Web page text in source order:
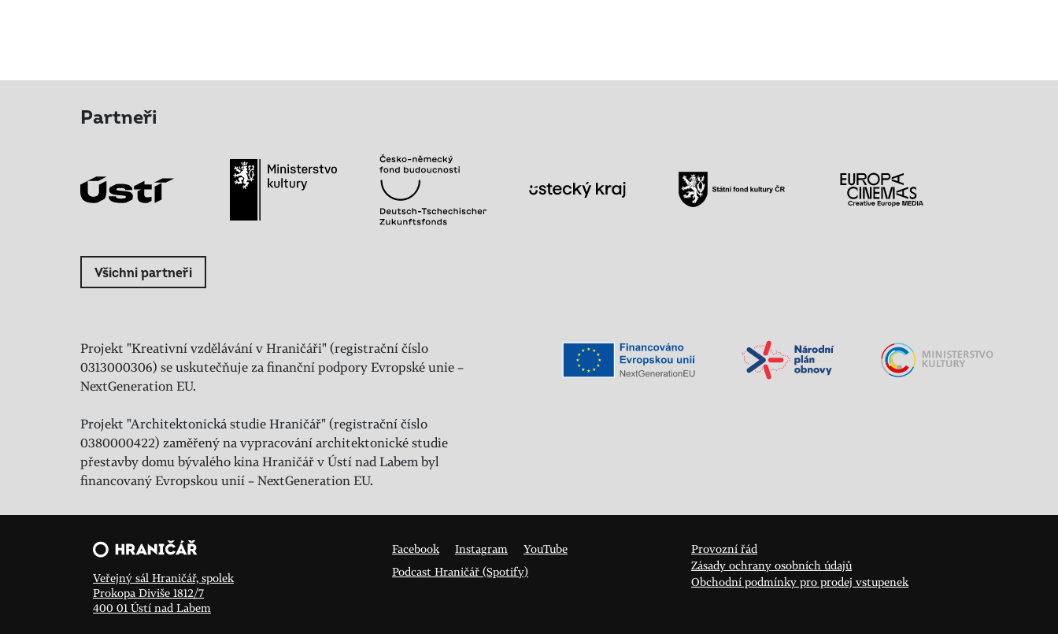
Partneři
Všichni partneři
Projekt "Kreativní vzdělávání v Hraničáři" (registrační číslo
0313000306) se uskutečňuje za finanční podpory Evropské unie –
NextGeneration EU.
Projekt "Architektonická studie Hraničář" (registrační číslo
0380000422) zaměřený na vypracování architektonické studie
přestavby domu bývalého kina Hraničář v Ústí nad Labem byl
financovaný Evropskou unií – NextGeneration EU.
Veřejný sál Hraničář, spolek
Prokopa Diviše 1812/7
400 01 Ústí nad Labem
Facebook Instagram
YouTube
Podcast Hraničář (Spotify)
Provozní řád
Zásady ochrany osobních údajů
Obchodní podmínky pro prodej vstupenek